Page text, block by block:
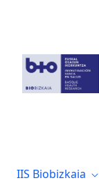
IIS Biobizkaia